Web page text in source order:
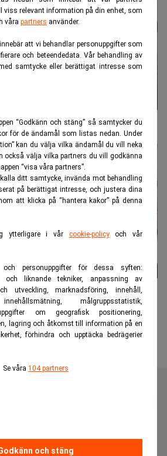
viss relevant information på din enhet, som
våra partners använder.
att vi behandlar personuppgifter som
och beteendedata. Vår behandling av
samtycke eller berättigat intresse som
“Godkänn och stäng” så samtycker du
för de ändamål som listas nedan. Under
kan du välja vilka ändamål du vill neka
också välja vilka partners du vill godkänna
“visa våra partners”.
ditt samtycke, invända mot behandling
på berättigat intresse, och justera dina
att klicka på “hantera kakor” på denna
ytterligare i vår cookie-policyoch vår
personuppgifter för dessa syften:
och liknande tekniker, anpassning av
utveckling, marknadsföring, innehåll,
målgruppsstatistik,
om geografisk positionering,
lagring och åtkomst till information på en
förhindra och upptäcka bedrägerier
Se våra 104 partners
och stäng
äldre att fortsätta jobba
vrakpris – tack vare förhalat
inom finans- och